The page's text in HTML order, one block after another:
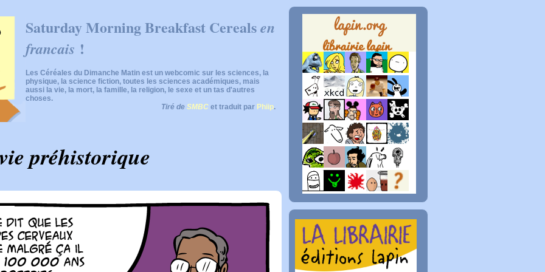
Saturday Morning Breakfast Cerealsen
francais !
Les Céréales du Dimanche Matin est un webcomic sur les sciences, la
physique, la science fiction, toutes les sciences académiques, mais
aussi la vie, la mort, la famille, la religion, le sexe et un tas d'autres
choses.
Tiré de SMBC et traduit par Phiip.
préhistorique